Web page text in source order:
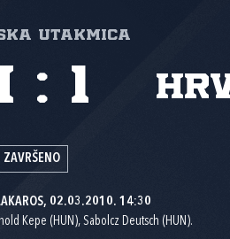
utakmica
: 1
ZAVRŠENO
02.03.2010. 14:30
Kepe (HUN), Sabolcz Deutsch (HUN).